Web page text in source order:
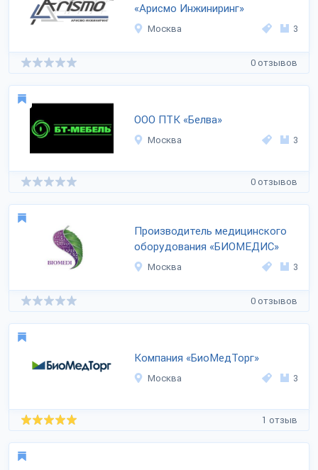
«Арисмо Инжиниринг»
Москва 3
0 отзывов
ООО ПТК «Белва»
Москва 3
0 отзывов
Производитель медицинского
оборудования «БИОМЕДИС»
Москва 3
0 отзывов
Компания «БиоМедТорг»
Москва 3
1 отзыв